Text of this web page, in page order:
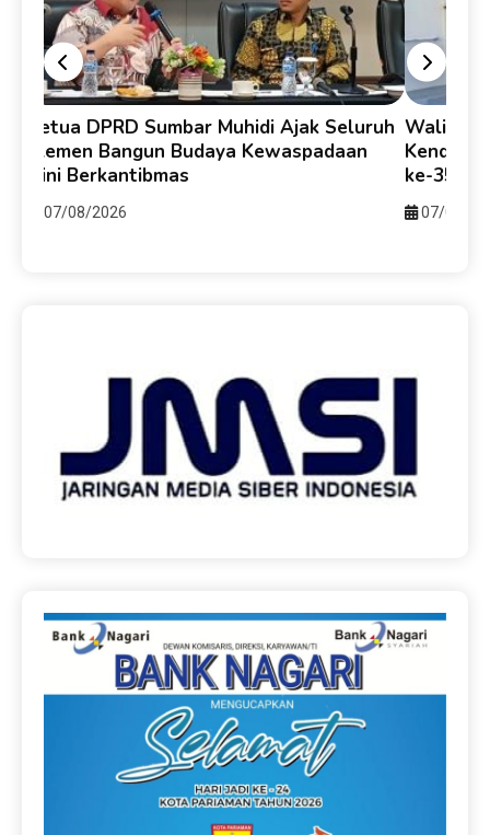
Ketua DPRD Sumbar Muhidi Ajak Seluruh
Elemen Bangun Budaya Kewaspadaan
Dini Berkantibmas
07/08/2026
Walikota
Kendari-
ke-357
07/08/